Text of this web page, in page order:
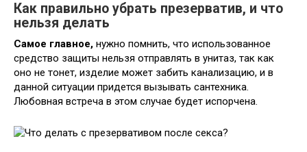
Как правильно убрать презерватив, и что
нельзя делать
Самое главное, нужно помнить, что использованное
средство защиты нельзя отправлять в унитаз, так как
оно не тонет, изделие может забить канализацию, и в
данной ситуации придется вызывать сантехника.
Любовная встреча в этом случае будет испорчена.